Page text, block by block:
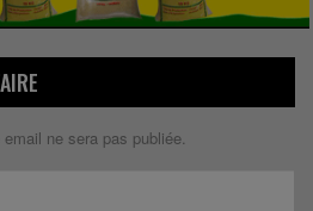
ne sera pas publiée.